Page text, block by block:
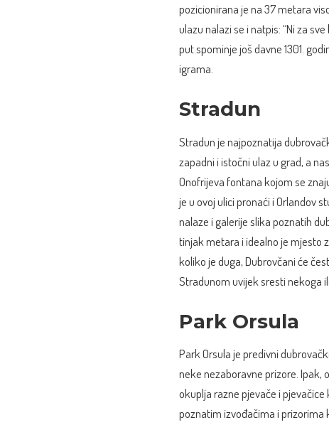
pozicionirana je na 37 metara
ulazu nalazi se i natpis: “Ni za
put spominje još davne 1301.
igrama.
Stradun
Stradun je najpoznatija
zapadni i istočni ulaz u grad, a
Onofrijeva fontana kojom se
je u ovoj ulici pronaći i Orlandov
nalaze i galerije slika poznatih
tinjak metara i idealno je mjesto
koliko je duga, Dubrovčani će
Stradunom uvijek sresti nekoga
Park Orsula
Park Orsula je predivni
neke nezaboravne prizore. Ipak,
okuplja razne pjevače i
poznatim izvođačima i prizorima